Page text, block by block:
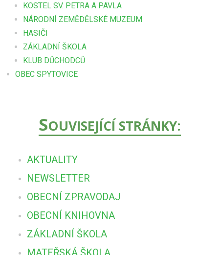
KOSTEL SV. PETRA A PAVLA
NÁRODNÍ ZEMĚDĚLSKÉ MUZEUM
HASIČI
ZÁKLADNÍ ŠKOLA
KLUB DŮCHODCŮ
OBEC SPYTOVICE
SOUVISEJÍCÍ STRÁNKY:
AKTUALITY
NEWSLETTER
OBECNÍ ZPRAVODAJ
OBECNÍ KNIHOVNA
ZÁKLADNÍ ŠKOLA
MATEŘSKÁ ŠKOLA